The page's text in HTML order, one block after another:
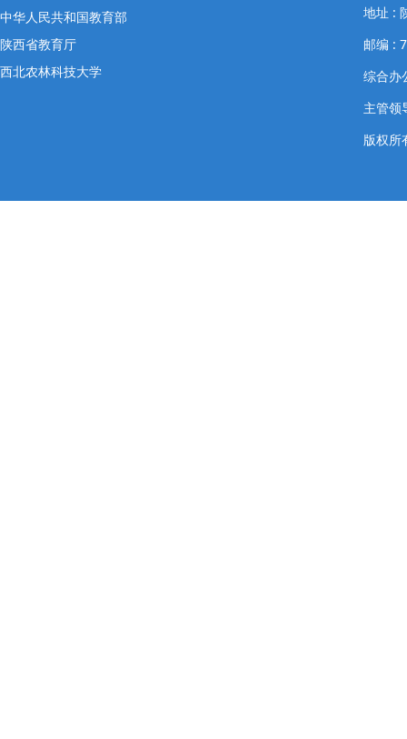
中华人民共和国教育部
陕西省教育厅
西北农林科技大学
地址 :
邮编 :
综合办
主管
版权